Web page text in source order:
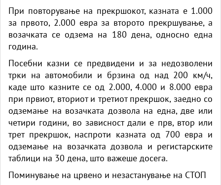
При повторување на прекршокот, казната е 1.000
за првото, 2.000 евра за второто прекршување, а
возачката се одзема на 180 дена, односно една
година.
Посебни казни се предвидени и за недозволени
трки на автомобили и брзина од над 200 км/ч,
каде што казните се од 2.000, 4.000 и 8.000 евра
при првиот, вториот и третиот прекршок, заедно со
одземање на возачката дозвола на една, две или
четири години, во зависност дали е прв, втор или
трет прекршок, наспроти казната од 700 евра и
одземање на возачката дозвола и регистарските
таблици на 30 дена, што важеше досега.
Поминување на црвено и незастанување на СТОП